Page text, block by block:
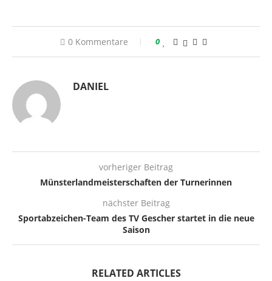
0 Kommentare 0
DANIEL
vorheriger Beitrag
Münsterlandmeisterschaften der Turnerinnen
nächster Beitrag
Sportabzeichen-Team des TV Gescher startet in die neue
Saison
RELATED ARTICLES